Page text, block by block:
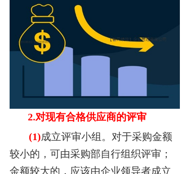
2.对现有合格供应商的评审
(1)成立评审小组。对于采购金额
较小的，可由采购部自行组织评审；
金额较大的，应该由企业领导者成立